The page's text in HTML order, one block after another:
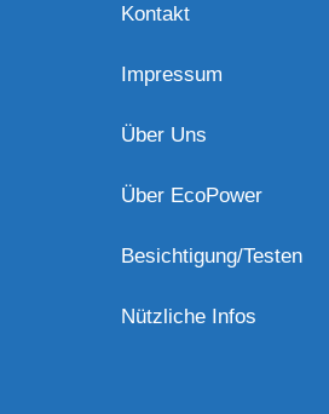
Kontakt
Impressum
Über Uns
Über EcoPower
Besichtigung/Testen
Nützliche Infos